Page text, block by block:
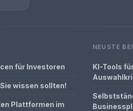
für Investoren
wissen sollten!
Plattformen im
NEUSTE
KI-Tools